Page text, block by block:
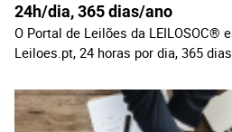
24h/dia, 365 dias/ano
O Portal de Leilões da LEILOSOC®
Leiloes.pt, 24 horas por dia, 365